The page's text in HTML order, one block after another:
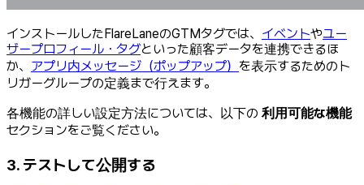
インストールしたFlareLaneのGTMタグでは、 イベントやユー
ザープロフィール・タグといった顧客データを連携できるほ
か、 アプリ内メッセージ（ポップアップ） を表示するためのト
リガーグループの定義まで行えます。
各機能の詳しい設定方法については、以下の 利用可能な機能
セクションをご覧ください。
3. テストして公開する